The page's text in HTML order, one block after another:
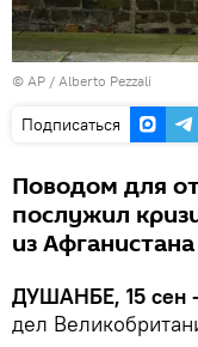
© AP / Alberto Pezzali
Подписаться
Поводом для
послужил
из Афганистана
ДУШАНБЕ, 15 сен
дел